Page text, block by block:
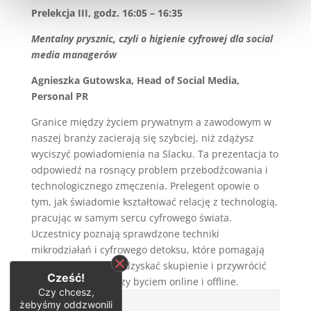
Prelekcja III, godz. 16:05 – 16:35
Mentalny prysznic, czyli o higienie cyfrowej dla social
media managerów
Agnieszka Gutowska, Head of Social Media,
Personal PR
Granice między życiem prywatnym a zawodowym w
naszej branży zacierają się szybciej, niż zdążysz
wyciszyć powiadomienia na Slacku. Ta prezentacja to
odpowiedź na rosnący problem przebodźcowania i
technologicznego zmęczenia. Prelegent opowie o
tym, jak świadomie kształtować relację z technologią,
pracując w samym sercu cyfrowego świata.
Uczestnicy poznają sprawdzone techniki
mikrodziałań i cyfrowego detoksu, które pomagają
zresetować głowę, odzyskać skupienie i przywrócić
realny balans między byciem online i offline.
Data:
Cześć!
Czy chcesz,
żebyśmy oddzwonili